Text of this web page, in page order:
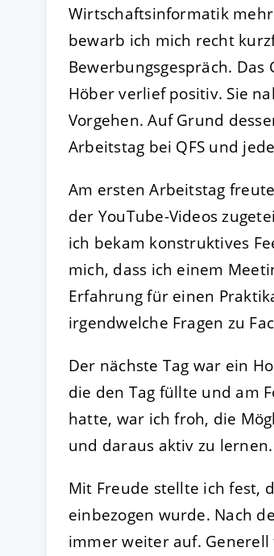
Wirtschaftsinformatik
bewarb ich mich recht
Bewerbungsgespräch.
Höber verlief positiv. Sie
Vorgehen. Auf Grund
Arbeitstag bei QFS und
Am ersten Arbeitstag
der YouTube-Videos
ich bekam konstruktives
mich, dass ich einem
Erfahrung für einen
irgendwelche Fragen zu
Der nächste Tag war ein
die den Tag füllte und am
hatte, war ich froh, die
und daraus aktiv zu lernen.
Mit Freude stellte ich fest,
einbezogen wurde. Nach
immer weiter auf.